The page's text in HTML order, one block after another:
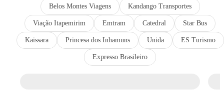
Belos Montes Viagens Kandango Transportes
Viação Itapemirim Emtram Catedral Star Bus
Kaissara Princesa dos Inhamuns Unida ES Turismo
Expresso Brasileiro